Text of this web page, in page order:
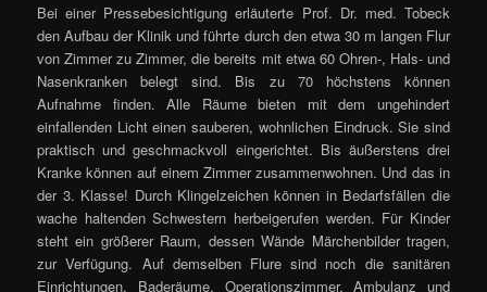
Bei einer Pressebesichtigung erläuterte Prof. Dr. med. Tobeck
den Aufbau der Klinik und führte durch den etwa 30 m langen Flur
von Zimmer zu Zimmer, die bereits mit etwa 60 Ohren-, Hals- und
Nasenkranken belegt sind. Bis zu 70 höchstens können
Aufnahme finden. Alle Räume bieten mit dem ungehindert
einfallenden Licht einen sauberen, wohnlichen Eindruck. Sie sind
praktisch und geschmackvoll eingerichtet. Bis äußerstens drei
Kranke können auf einem Zimmer zusammenwohnen. Und das in
der 3. Klasse! Durch Klingelzeichen können in Bedarfsfällen die
wache haltenden Schwestern herbeigerufen werden. Für Kinder
steht ein größerer Raum, dessen Wände Märchenbilder tragen,
zur Verfügung. Auf demselben Flure sind noch die sanitären
Einrichtungen, Baderäume, Operationszimmer, Ambulanz und